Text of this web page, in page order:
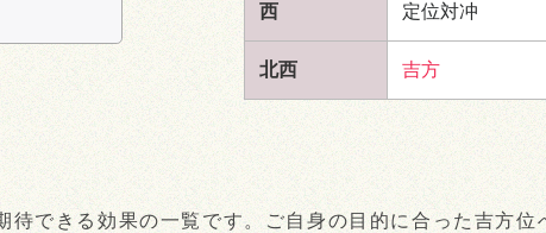
西 定位対冲
北西 吉方
待できる効果の一覧です。ご自身の目的に合った吉方位